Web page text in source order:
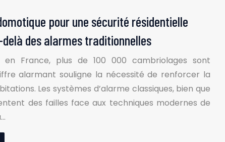
pour une sécurité résidentielle
des alarmes traditionnelles
en France, plus de 100 000 cambriolages sont
alarmant souligne la nécessité de renforcer la
Les systèmes d’alarme classiques, bien que
des failles face aux techniques modernes de